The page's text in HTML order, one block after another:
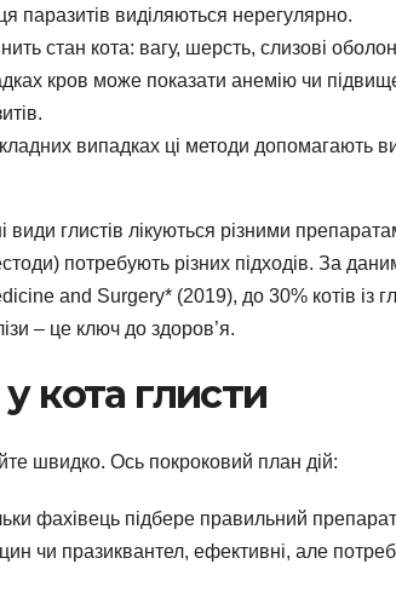
паразитів виділяються нерегулярно.
стан кота: вагу, шерсть, слизові
кров може показати анемію чи
випадках ці методи допомагають
види глистів лікуються різними
потребують різних підходів. За
and Surgery* (2019), до 30% котів із
– це ключ до здоров’я.
кота глисти
швидко. Ось покроковий план дій:
фахівець підбере правильний
чи празиквантел, ефективні, але